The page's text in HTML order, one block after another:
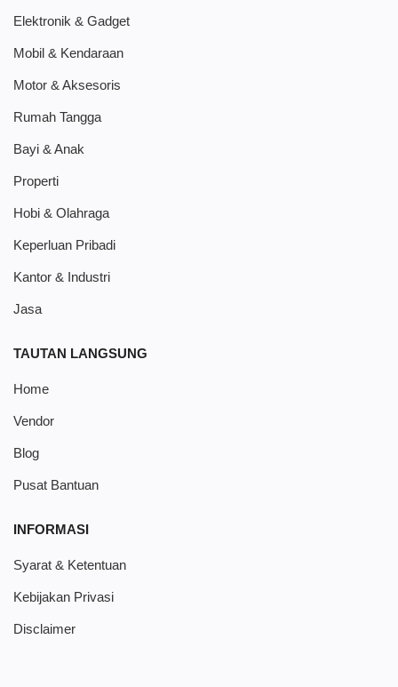
Elektronik & Gadget
Mobil & Kendaraan
Motor & Aksesoris
Rumah Tangga
Bayi & Anak
Properti
Hobi & Olahraga
Keperluan Pribadi
Kantor & Industri
Jasa
TAUTAN LANGSUNG
Home
Vendor
Blog
Pusat Bantuan
INFORMASI
Syarat & Ketentuan
Kebijakan Privasi
Disclaimer